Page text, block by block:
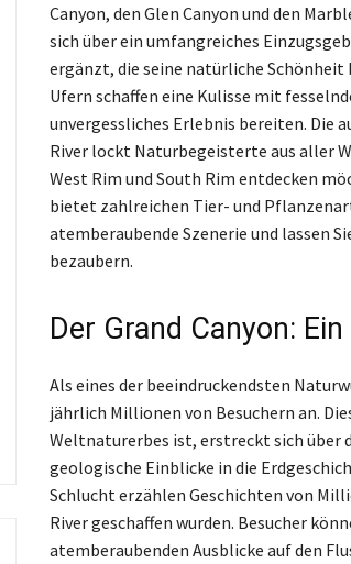
Canyon, den Glen Canyon und den
sich über ein umfangreiches
ergänzt, die seine natürliche
Ufern schaffen eine Kulisse mit
unvergessliches Erlebnis bereiten. Die
River lockt Naturbegeisterte aus aller
West Rim und South Rim entdecken
bietet zahlreichen Tier- und
atemberaubende Szenerie und lassen
bezaubern.
Der Grand Canyon:
Als eines der beeindruckendsten
jährlich Millionen von Besuchern an.
Weltnaturerbes ist, erstreckt sich über
geologische Einblicke in die
Schlucht erzählen Geschichten von
River geschaffen wurden. Besucher
atemberaubenden Ausblicke auf den